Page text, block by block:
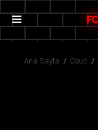
Ana Sayfa / Coub /